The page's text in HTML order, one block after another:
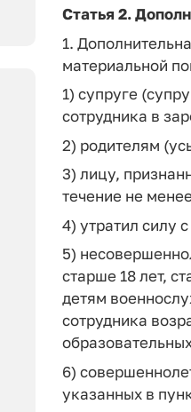
Статья 2.
1.
материальной
1) супруге
сотрудника в
2) родителям
3) лицу,
течение не
4) утратил силу
5)
старше 18 лет,
детям
сотрудника
6)
указанных в